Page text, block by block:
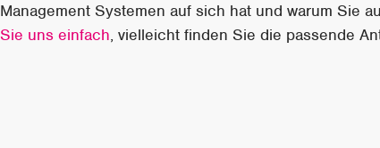
Management Systemen auf sich hat und warum Sie
Sie uns einfach, vielleicht finden Sie die passende